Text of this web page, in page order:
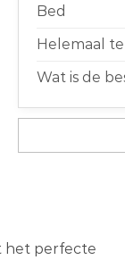
Bed
Helemaal
Wat is de
het perfecte